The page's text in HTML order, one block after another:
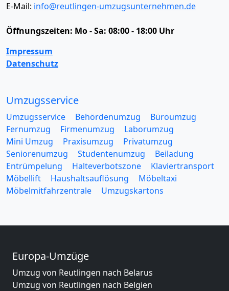
E-Mail: info@reutlingen-umzugsunternehmen.de
Öffnungszeiten: Mo - Sa: 08:00 - 18:00 Uhr
Impressum
Datenschutz
Umzugsservice
Umzugsservice Behördenumzug
Büroumzug
Fernumzug
Firmenumzug
Laborumzug
Mini Umzug
Praxisumzug
Privatumzug
Seniorenumzug
Studentenumzug
Beiladung
Entrümpelung
Halteverbotszone
Klaviertransport
Möbellift
Haushaltsauflösung
Möbeltaxi
Möbelmitfahrzentrale
Umzugskartons
Europa-Umzüge
Umzug von Reutlingen nach Belarus
Umzug von Reutlingen nach Belgien